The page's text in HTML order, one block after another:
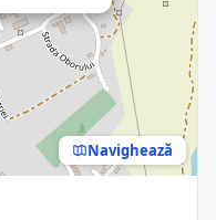
Navighează